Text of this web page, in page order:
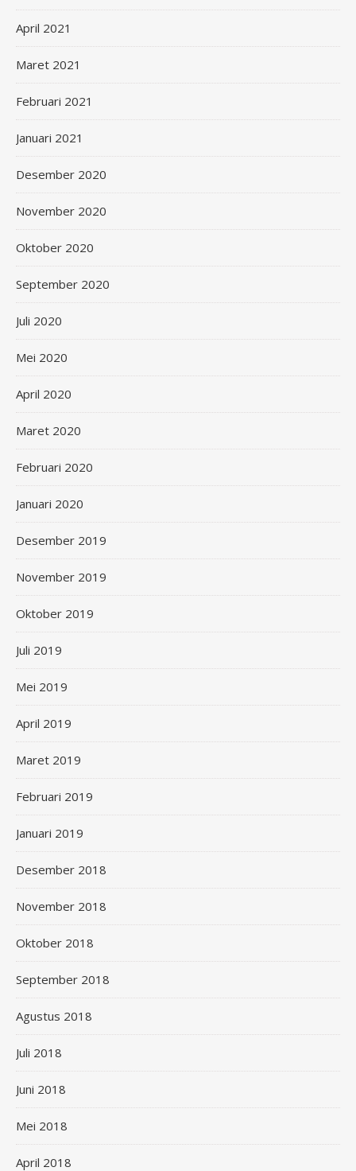
April 2021
Maret 2021
Februari 2021
Januari 2021
Desember 2020
November 2020
Oktober 2020
September 2020
Juli 2020
Mei 2020
April 2020
Maret 2020
Februari 2020
Januari 2020
Desember 2019
November 2019
Oktober 2019
Juli 2019
Mei 2019
April 2019
Maret 2019
Februari 2019
Januari 2019
Desember 2018
November 2018
Oktober 2018
September 2018
Agustus 2018
Juli 2018
Juni 2018
Mei 2018
April 2018